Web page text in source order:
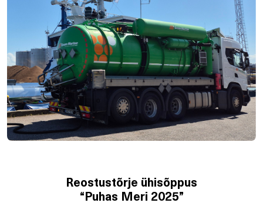
Reostustõrje ühisõppus
“Puhas Meri 2025”